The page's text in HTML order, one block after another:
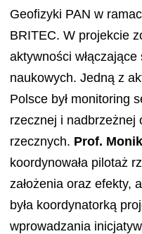
Geofizyki PAN w
BRITEC. W projekcie
aktywności
naukowych. Jedną z
Polsce był monitoring
rzecznej i nadbrzeżnej
rzecznych. Prof.
koordynowała pilotaż
założenia oraz efekty, a
była koordynatorką
wprowadzania